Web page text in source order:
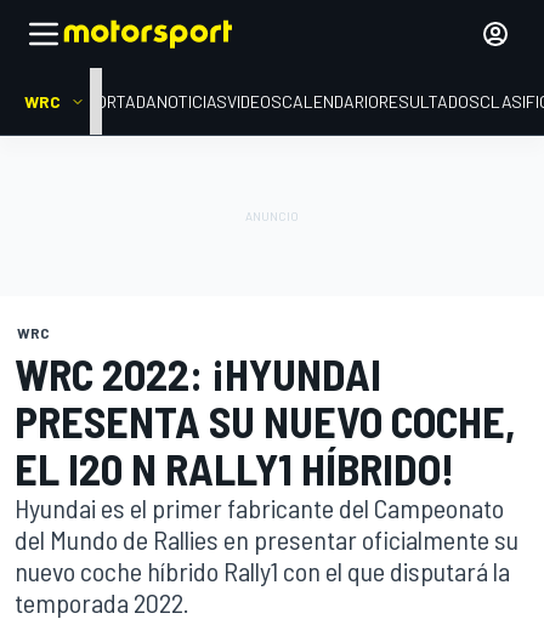
WRC PORTADANOTICIASVIDEOSCALENDARIORESULTADOS
WRC
WRC 2022: ¡HYUNDAI
PRESENTA SU NUEVO COCHE,
EL I20 N RALLY1 HÍBRIDO!
Hyundai es el primer fabricante del Campeonato
del Mundo de Rallies en presentar oficialmente su
nuevo coche híbrido Rally1 con el que disputará la
temporada 2022.